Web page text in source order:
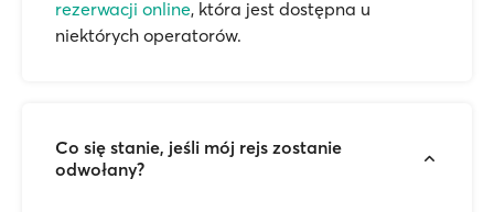
rezerwacji online, która jest dostępna u
niektórych operatorów.
Co się stanie, jeśli mój rejs zostanie
odwołany?